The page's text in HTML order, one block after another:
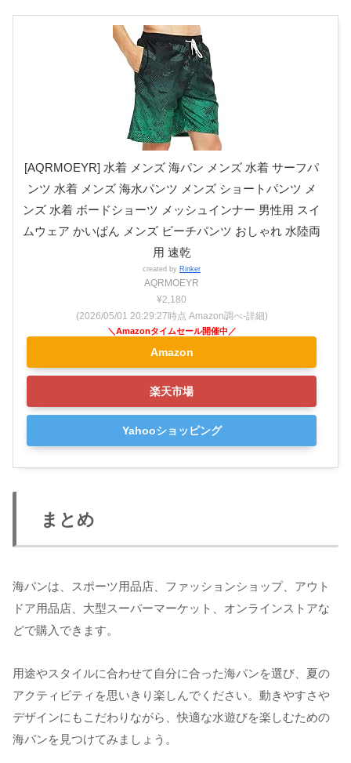
[AQRMOEYR] 水着 メンズ 海パン メンズ 水着 サーフパ
ンツ 水着 メンズ 海水パンツ メンズ ショートパンツ メ
ンズ 水着 ボードショーツ メッシュインナー 男性用 スイ
ムウェア かいぱん メンズ ビーチパンツ おしゃれ 水陸両
用 速乾
created by Rinker
AQRMOEYR
¥2,180
(2026/05/01 20:29:27時点 Amazon調べ-詳細)
Amazon
楽天市場
Yahooショッピング
まとめ
海パンは、スポーツ用品店、ファッションショップ、アウト
ドア用品店、大型スーパーマーケット、オンラインストアな
どで購入できます。
用途やスタイルに合わせて自分に合った海パンを選び、夏の
アクティビティを思いきり楽しんでください。動きやすさや
デザインにもこだわりながら、快適な水遊びを楽しむための
海パンを見つけてみましょう。